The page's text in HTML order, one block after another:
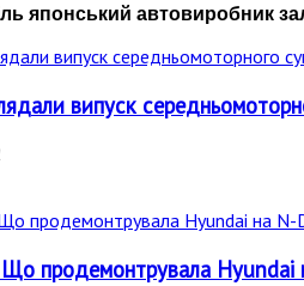
японський автовиробник
випуск
продемонтрувала Hyundai